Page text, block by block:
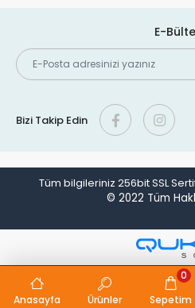
E-
Bizi Takip Edin
Tüm bilgileriniz 256bit SSL
© 2022 Tüm
Anasayfa Ürünler Sepetim
0